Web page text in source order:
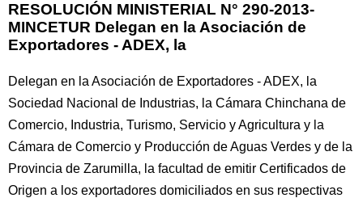
RESOLUCIÓN MINISTERIAL N° 290-2013-
MINCETUR Delegan en la Asociación de
Exportadores - ADEX, la
Delegan en la Asociación de Exportadores - ADEX, la
Sociedad Nacional de Industrias, la Cámara Chinchana de
Comercio, Industria, Turismo, Servicio y Agricultura y la
Cámara de Comercio y Producción de Aguas Verdes y de la
Provincia de Zarumilla, la facultad de emitir Certificados de
Origen a los exportadores domiciliados en sus respectivas